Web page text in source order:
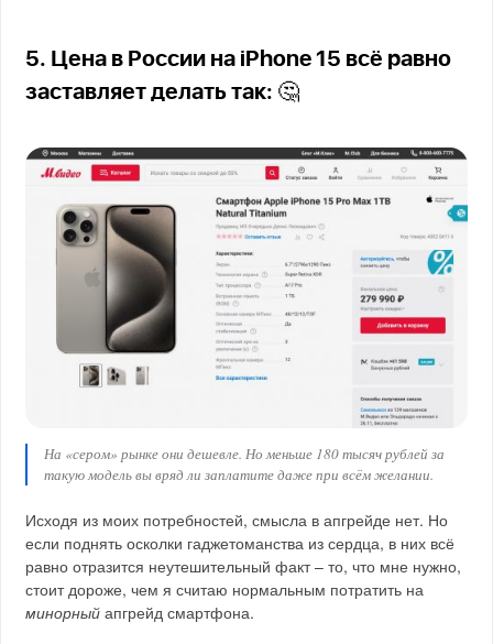
5. Цена в России на iPhone 15 всё равно
заставляет делать так: 🤔
На «сером» рынке они дешевле. Но меньше 180 тысяч рублей за
такую модель вы вряд ли заплатите даже при всём желании.
Исходя из моих потребностей, смысла в апгрейде нет. Но
если поднять осколки гаджетоманства из сердца, в них всё
равно отразится неутешительный факт – то, что мне нужно,
стоит дороже, чем я считаю нормальным потратить на
минорный апгрейд смартфона.